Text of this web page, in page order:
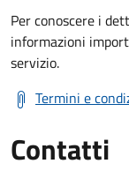
Per conoscere i
informazioni
servizio.
Termini e
Contatti